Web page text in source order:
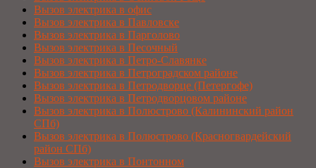
Вызов электрика в офис
Вызов электрика в Павловске
Вызов электрика в Парголово
Вызов электрика в Песочный
Вызов электрика в Петро-Славянке
Вызов электрика в Петроградском районе
Вызов электрика в Петродворце (Петергофе)
Вызов электрика в Петродворцовом районе
Вызов электрика в Полюстрово (Калининский район
СПб)
Вызов электрика в Полюстрово (Красногвардейский
район СПб)
Вызов электрика в Понтонном